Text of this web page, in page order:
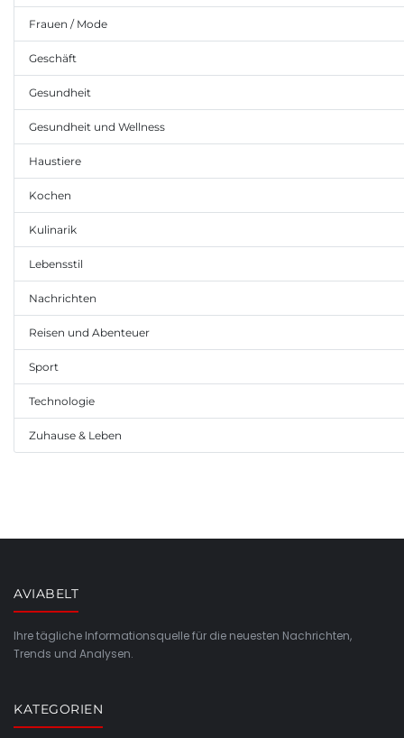
Frauen / Mode
Geschäft
Gesundheit
Gesundheit und Wellness
Haustiere
Kochen
Kulinarik
Lebensstil
Nachrichten
Reisen und Abenteuer
Sport
Technologie
Zuhause & Leben
AVIABELT
Ihre tägliche Informationsquelle für die neuesten Nachrichten,
Trends und Analysen.
KATEGORIEN